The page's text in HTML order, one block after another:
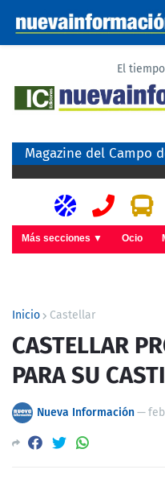
El
Magazine del Campo
Más secciones ▼ Ocio
Inicio Castellar
CASTELLAR
PARA SU
Nueva Información—